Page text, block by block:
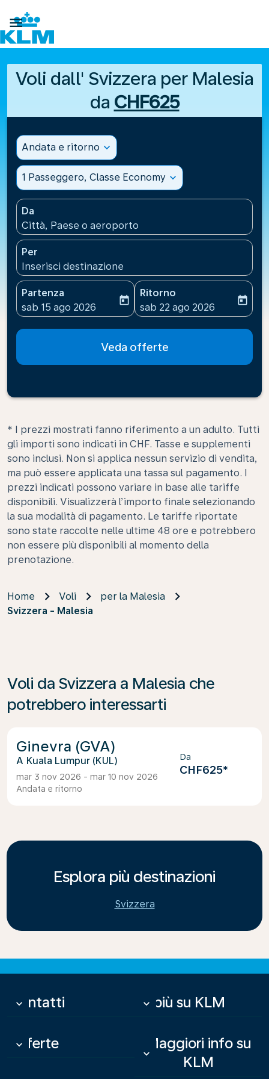

Voli dall' Svizzera per Malesia
da CHF625
Andata e ritorno expand_more
1 Passeggero, Classe Economy expand_more
Da
Città, Paese o aeroporto
Per
Inserisci destinazione
Partenza
fc-booking-departure-date-aria-label
sab 15 ago 2026
today
Ritorno
fc-booking-return-date-
sab 22 ago 2026
today
Veda offerte
* I prezzi mostrati fanno riferimento a un adulto. Tutti
gli importi sono indicati in CHF. Tasse e supplementi
sono inclusi. Non si applica nessun servizio di vendita,
ma può essere applicata una tassa sul pagamento. I
prezzi indicati possono variare in base alle tariffe
disponibili. Visualizzerà l’importo finale selezionando
la sua modalità di pagamento. Le tariffe riportate
sono state raccolte nelle ultime 48 ore e potrebbero
non essere più disponibili al momento della
prenotazione.
Home Voli
per la Malesia
Svizzera - Malesia
Voli da Svizzera a Malesia che
potrebbero interessarti
Ginevra (GVA)
Kuala Lumpur (KUL)
mar 3 nov 2026 - mar 10 nov 2026
Andata e ritorno
Da
CHF625*
Esplora più destinazioni
Svizzera
Contatti
keyboard_arrow_down Di più su KLM
keyboard_arrow_down
Offerte
keyboard_arrow_down
Maggiori info su
KLM
keyboard_arrow_down